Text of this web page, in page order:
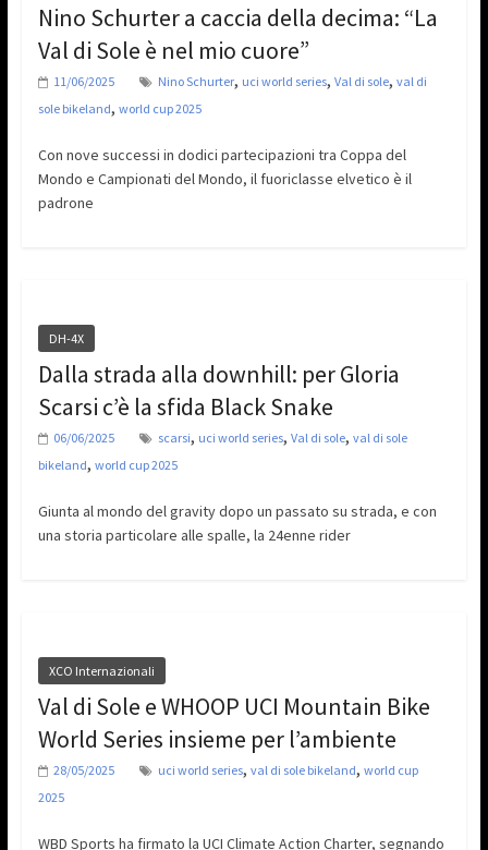
Nino Schurter a caccia della decima: “La
Val di Sole è nel mio cuore”
11/06/2025 Nino Schurter, uci world series, Val di sole, val di
sole bikeland, world cup 2025
Con nove successi in dodici partecipazioni tra Coppa del
Mondo e Campionati del Mondo, il fuoriclasse elvetico è il
padrone
DH-4X
Dalla strada alla downhill: per Gloria
Scarsi c’è la sfida Black Snake
06/06/2025 scarsi, uci world series, Val di sole, val di sole
bikeland, world cup 2025
Giunta al mondo del gravity dopo un passato su strada, e con
una storia particolare alle spalle, la 24enne rider
XCO Internazionali
Val di Sole e WHOOP UCI Mountain Bike
World Series insieme per l’ambiente
28/05/2025 uci world series, val di sole bikeland, world cup
2025
WBD Sports ha firmato la UCI Climate Action Charter, segnando